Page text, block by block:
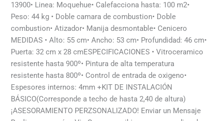
13900• Linea: Moquehue• Calefacciona hasta: 100 m2•
Peso: 44 kg • Doble camara de combustion• Doble
combustion• Atizador• Manija desmontable• Cenicero
MEDIDAS • Alto: 55 cm• Ancho: 53 cm• Profundidad: 46 cm•
Puerta: 32 cm x 28 cmESPECIFICACIONES • Vitroceramico
resistente hasta 900º• Pintura de alta temperatura
resistente hasta 800º• Control de entrada de oxigeno•
Espesores internos: 4mm +KIT DE INSTALACIÓN
BÁSICO(Corresponde a techo de hasta 2,40 de altura)
¡ASESORAMIENTO PERZSONALIZADO! Enviar un Mensaje